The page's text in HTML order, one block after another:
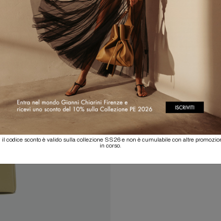
codice sconto è valido sulla collezione SS26 e non è cumulabile con altre
in corso.